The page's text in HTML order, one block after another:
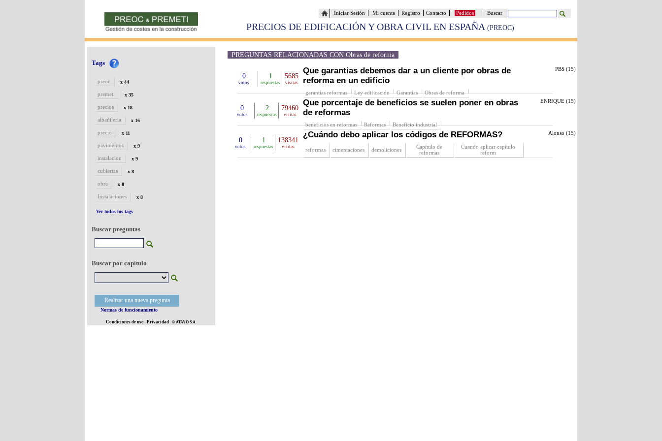
Buscar
Pedidos
Contacto
Registro
Mi cuenta
Iniciar Sesión
PRECIOS DE EDIFICACIÓN Y OBRA CIVIL EN ESPAÑA (PREOC)
Tags
preoc x 44
premeti x 35
precios x 18
albañileria x 16
precio x 11
pavimentos x 9
instalacion x 9
cubiertas x 8
obra x 8
Instalaciones x 8
Ver todos los tags
Buscar preguntas
Buscar por capítulo
Realizar una nueva pregunta
Normas de funcionamiento
Condiciones de uso Privacidad © ATAYO S.A.
PREGUNTAS RELACIONADAS CON Obras de reforma
0
votos
1
respuestas
5685
visitas
Que garantias debemos dar a un cliente por obras de
reforma en un edificio
garantías reformas Ley edificación Garantías Obras de reforma
PBS (15)
0
votos
2
respuestas
79460
visitas
Que porcentaje de beneficios se suelen poner en obras
de reformas
beneficios en reformas Reformas Beneficio industrial
ENRIQUE (15)
0
votos
1
respuestas
138341
visitas
¿Cuándo debo aplicar los códigos de REFORMAS?
reformas cimentaciones demoliciones
Capítulo de
reformas
Cuando aplicar capítulo
reform
Alonso (15)